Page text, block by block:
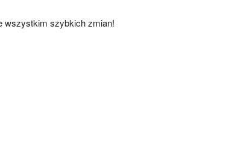
wszystkim szybkich zmian!